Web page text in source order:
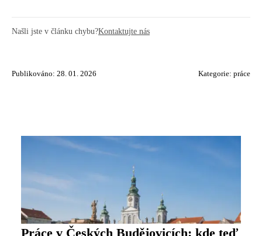
Našli jste v článku chybu?Kontaktujte nás
Publikováno: 28. 01. 2026 Kategorie: práce
Práce v Českých Budějovicích: kde teď